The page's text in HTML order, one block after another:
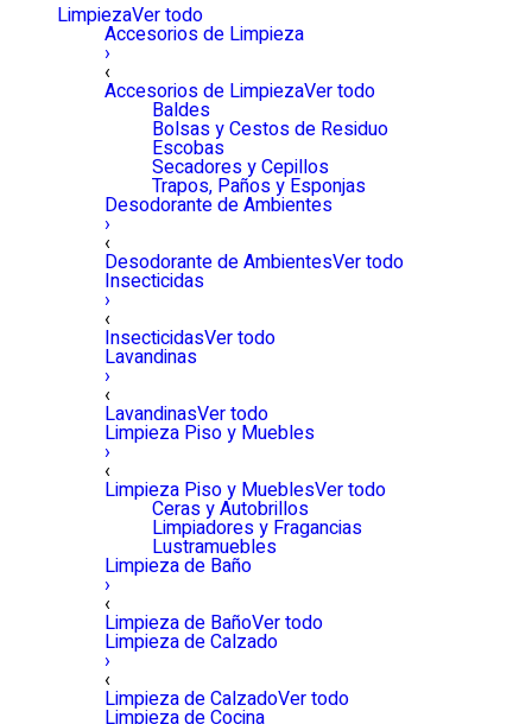
LimpiezaVer todo
Accesorios de Limpieza
›
‹
Accesorios de LimpiezaVer todo
Baldes
Bolsas y Cestos de Residuo
Escobas
Secadores y Cepillos
Trapos, Paños y Esponjas
Desodorante de Ambientes
›
‹
Desodorante de AmbientesVer todo
Insecticidas
›
‹
InsecticidasVer todo
Lavandinas
›
‹
LavandinasVer todo
Limpieza Piso y Muebles
›
‹
Limpieza Piso y MueblesVer todo
Ceras y Autobrillos
Limpiadores y Fragancias
Lustramuebles
Limpieza de Baño
›
‹
Limpieza de BañoVer todo
Limpieza de Calzado
›
‹
Limpieza de CalzadoVer todo
Limpieza de Cocina